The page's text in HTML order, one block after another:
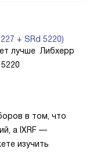
+ SRd 5220)
лучше Либхерр
в том, что
а IXRF —
изучить